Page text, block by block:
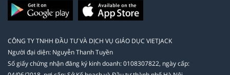
CÔNG TY TNHH ĐẦU TƯ VÀ DỊCH VỤ GIÁO DỤC VIETJACK
Người đại diện: Nguyễn Thanh Tuyền
Số giấy chứng nhận đăng ký kinh doanh: 0108307822, ngày cấp: